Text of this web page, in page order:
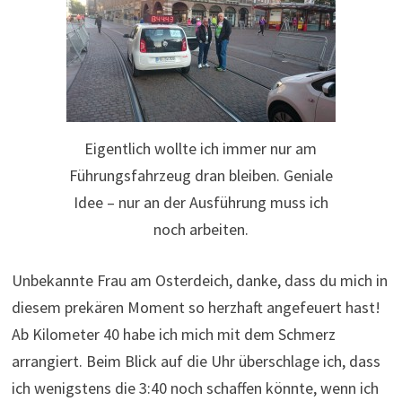
Eigentlich wollte ich immer nur am
Führungsfahrzeug dran bleiben. Geniale
Idee – nur an der Ausführung muss ich
noch arbeiten.
Unbekannte Frau am Osterdeich, danke, dass du mich in
diesem prekären Moment so herzhaft angefeuert hast!
Ab Kilometer 40 habe ich mich mit dem Schmerz
arrangiert. Beim Blick auf die Uhr überschlage ich, dass
ich wenigstens die 3:40 noch schaffen könnte, wenn ich